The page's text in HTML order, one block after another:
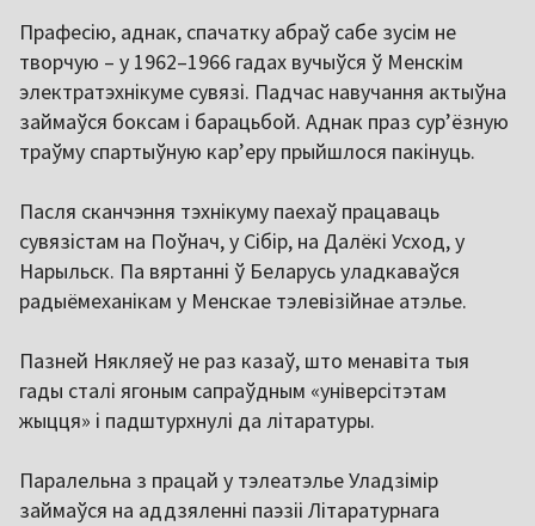
Прафесію, аднак, спачатку абраў сабе зусім не
творчую – у 1962–1966 гадах вучыўся ў Менскім
электратэхнікуме сувязі. Падчас навучання актыўна
займаўся боксам і барацьбой. Аднак праз сурʼёзную
траўму спартыўную карʼеру прыйшлося пакінуць.
Пасля сканчэння тэхнікуму паехаў працаваць
сувязістам на Поўнач, у Сібір, на Далёкі Усход, у
Нарыльск. Па вяртанні ў Беларусь уладкаваўся
радыёмеханікам у Менскае тэлевізійнае атэлье.
Пазней Някляеў не раз казаў, што менавіта тыя
гады сталі ягоным сапраўдным «універсітэтам
жыцця» і падштурхнулі да літаратуры.
Паралельна з працай у тэлеатэлье Уладзімір
займаўся на аддзяленні паэзіі Літаратурнага